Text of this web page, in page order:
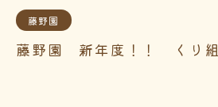
藤野園
藤野園 新年度！！ くり組